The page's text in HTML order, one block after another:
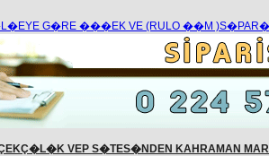
G�RE ���EK VE (RULO ��M
VEP S�TES�NDEN KAHRAMAN